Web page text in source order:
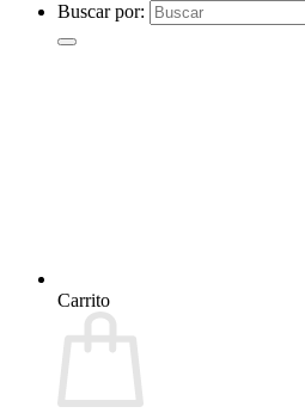
Buscar por:
Carrito